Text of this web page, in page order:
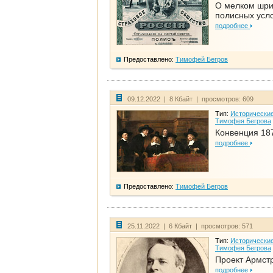
О мелком
полисных
подробнее
Предоставлено: Тимофей Бегров
09.12.2022 | 8 Кбайт | просмотров: 609
Тип:
Тимофея Бегрова
Конвенция
подробнее
Предоставлено: Тимофей Бегров
25.11.2022 | 6 Кбайт | просмотров: 571
Тип:
Тимофея Бегрова
Проект
подробнее